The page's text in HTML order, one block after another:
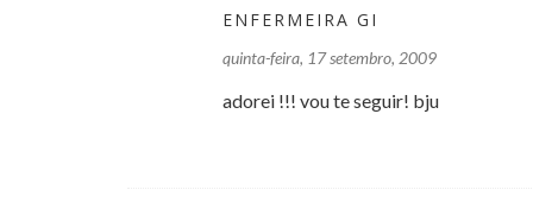
ENFERMEIRA GI
quinta-feira, 17 setembro, 2009
adorei !!! vou te seguir! bju